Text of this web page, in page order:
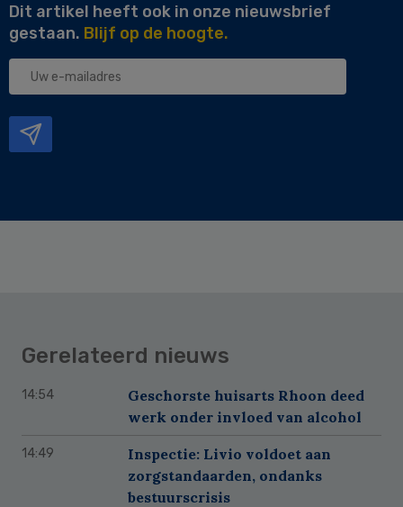
Dit artikel heeft ook in onze nieuwsbrief
gestaan. Blijf op de hoogte.
Uw
Gerelateerd nieuws
14:54
Geschorste huisarts Rhoon deed
werk onder invloed van alcohol
14:49
Inspectie: Livio voldoet aan
zorgstandaarden, ondanks
bestuurscrisis